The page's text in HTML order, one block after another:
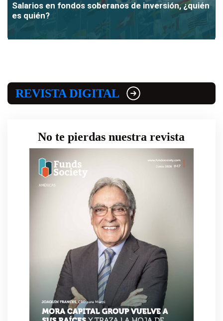
Salarios en fondos soberanos de inversión, ¿quién
es quién?
REVISTA DIGITAL
No te pierdas nuestra revista